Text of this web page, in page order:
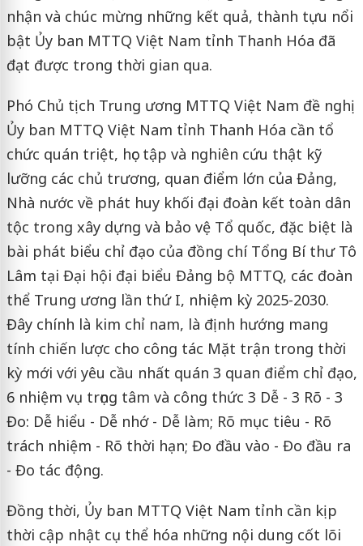
nhận và chúc mừng những kết quả, thành tựu nổi
bật Ủy ban MTTQ Việt Nam tỉnh Thanh Hóa đã
đạt được trong thời gian qua.
Phó Chủ tịch Trung ương MTTQ Việt Nam đề nghị
Ủy ban MTTQ Việt Nam tỉnh Thanh Hóa cần tổ
chức quán triệt, học tập và nghiên cứu thật kỹ
lưỡng các chủ trương, quan điểm lớn của Đảng,
Nhà nước về phát huy khối đại đoàn kết toàn dân
tộc trong xây dựng và bảo vệ Tổ quốc, đặc biệt là
bài phát biểu chỉ đạo của đồng chí Tổng Bí thư Tô
Lâm tại Đại hội đại biểu Đảng bộ MTTQ, các đoàn
thể Trung ương lần thứ I, nhiệm kỳ 2025-2030.
Đây chính là kim chỉ nam, là định hướng mang
tính chiến lược cho công tác Mặt trận trong thời
kỳ mới với yêu cầu nhất quán 3 quan điểm chỉ đạo,
6 nhiệm vụ trọng tâm và công thức 3 Dễ - 3 Rõ - 3
Đo: Dễ hiểu - Dễ nhớ - Dễ làm; Rõ mục tiêu - Rõ
trách nhiệm - Rõ thời hạn; Đo đầu vào - Đo đầu ra
- Đo tác động.
Đồng thời, Ủy ban MTTQ Việt Nam tỉnh cần kịp
thời cập nhật cụ thể hóa những nội dung cốt lõi